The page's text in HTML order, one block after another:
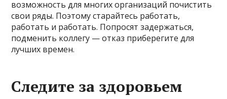
возможность для многих организаций почистить
свои ряды. Поэтому старайтесь работать,
работать и работать. Попросят задержаться,
подменить коллегу — отказ приберегите для
лучших времен.
Следите за здоровьем